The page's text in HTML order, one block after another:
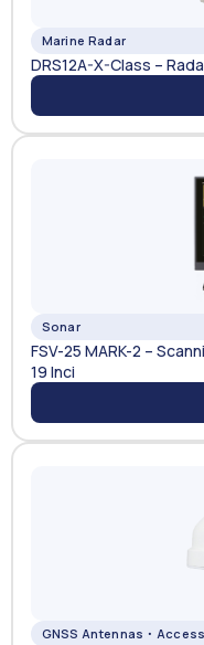
Marine Radar
DRS12A-X-Class –
Sonar
FSV-25 MARK-2 –
19 Inci
GNSS Antennas・